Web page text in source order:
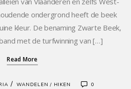
ondergrond heeft de beek
kleur. De benaming Zwarte Beek,
met de turfwinning van […]
Read More
/WANDELEN / HIKEN 0